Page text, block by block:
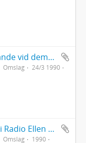
Manuskript till anförande vid demonstration mot kärnkraft i Göteborg
Omslag
24/3 1990
Manuskript till inslag i Radio Ellen påskafton 1990 "Saltkorn ägget runt med det kokar"
Omslag 1990